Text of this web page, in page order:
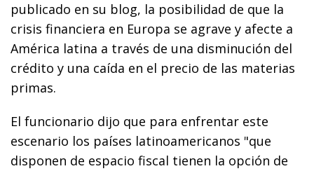
publicado en su blog, la posibilidad de que la
crisis financiera en Europa se agrave y afecte a
América latina a través de una disminución del
crédito y una caída en el precio de las materias
primas.
El funcionario dijo que para enfrentar este
escenario los países latinoamericanos "que
disponen de espacio fiscal tienen la opción de